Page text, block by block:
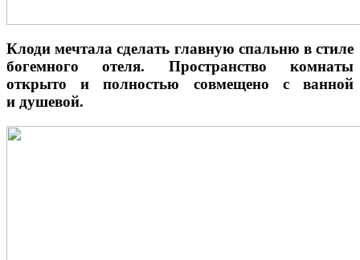
Клоди мечтала сделать главную спальню в стиле
богемного отеля. Пространство комнаты
открыто и полностью совмещено с ванной
и душевой.